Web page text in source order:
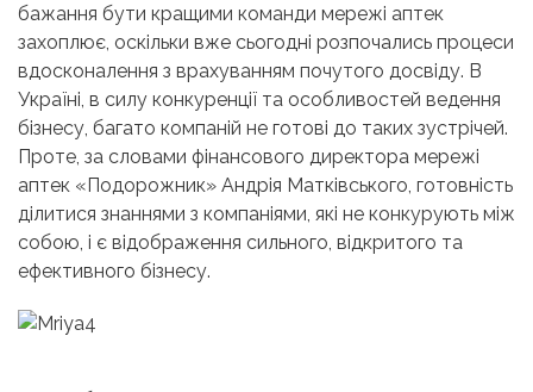
бажання бути кращими команди мережі аптек
захоплює, оскільки вже сьогодні розпочались процеси
вдосконалення з врахуванням почутого досвіду. В
Україні, в силу конкуренції та особливостей ведення
бізнесу, багато компаній не готові до таких зустрічей.
Проте, за словами фінансового директора мережі
аптек «Подорожник» Андрія Матківського, готовність
ділитися знаннями з компаніями, які не конкурують між
собою, і є відображення сильного, відкритого та
ефективного бізнесу.